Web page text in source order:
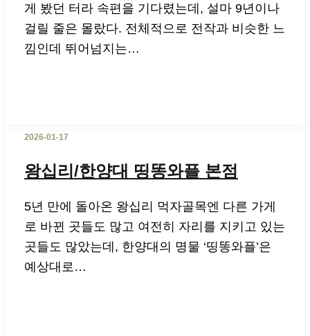
게 봤던 터라 속편을 기다렸는데, 설마 9년이나
걸릴 줄은 몰랐다. 전체적으로 전작과 비슷한 느
낌인데 뛰어넘지는…
2026-01-17
왕십리/한양대 띵똥와플 본점
5년 만에 돌아온 왕십리 먹자골목엔 다른 가게
로 바뀐 곳들도 많고 여전히 자리를 지키고 있는
곳들도 많았는데, 한양대의 명물 ‘띵똥와플’은
예상대로…